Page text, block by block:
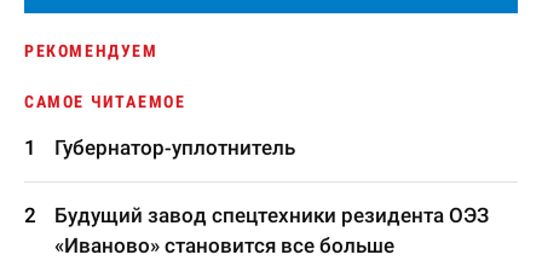
РЕКОМЕНДУЕМ
САМОЕ ЧИТАЕМОЕ
Губернатор-уплотнитель
Будущий завод спецтехники резидента ОЭЗ
«Иваново» становится все больше